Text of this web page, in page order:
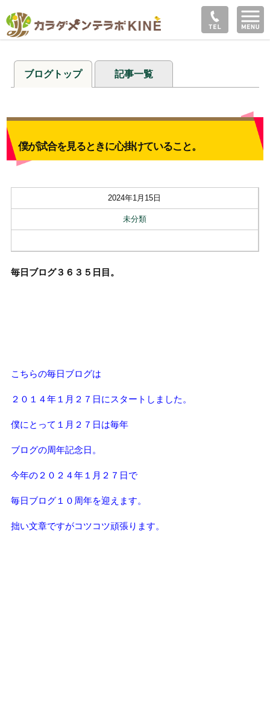
ブログトップ 記事一覧
僕が試合を見るときに心掛けていること。
2024年1月15日
未分類
毎日ブログ３６３５ 日目。
こちらの毎日ブログは
２０１４年１月２７日にスタートしました。
僕にとって１月２７日は毎年
ブログの周年記念日。
今年の２０２４年１月２７日で
毎日ブログ１０周年を迎えます。
拙い文章ですがコツコツ頑張ります。